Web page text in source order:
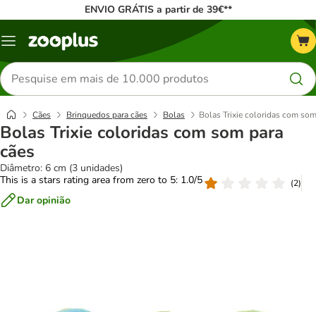
ENVIO GRÁTIS a partir de 39€**
Menu
Pesquisar
produtos
Cães Brinquedos para cães Bolas Bolas Trixie coloridas com
Bolas Trixie coloridas com som para
cães
Diâmetro: 6 cm (3 unidades)
This is a stars rating area from zero to 5: 1.0/5
(2)
Dar opinião